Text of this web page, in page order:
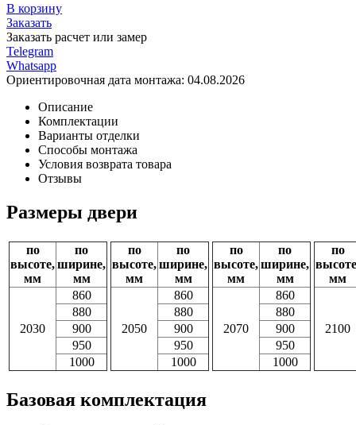
В корзину
Заказать
Заказать расчет или замер
Telegram
Whatsapp
Ориентировочная дата монтажа: 04.08.2026
Описание
Комплектации
Варианты отделки
Способы монтажа
Условия возврата товара
Отзывы
Размеры двери
по
высоте,
мм
по
ширине,
мм
2030
860
880
900
950
1000
по
высоте,
мм
по
ширине,
мм
2050
860
880
900
950
1000
по
высоте,
мм
по
ширине,
мм
2070
860
880
900
950
1000
по
мм
2100
Базовая комплектация